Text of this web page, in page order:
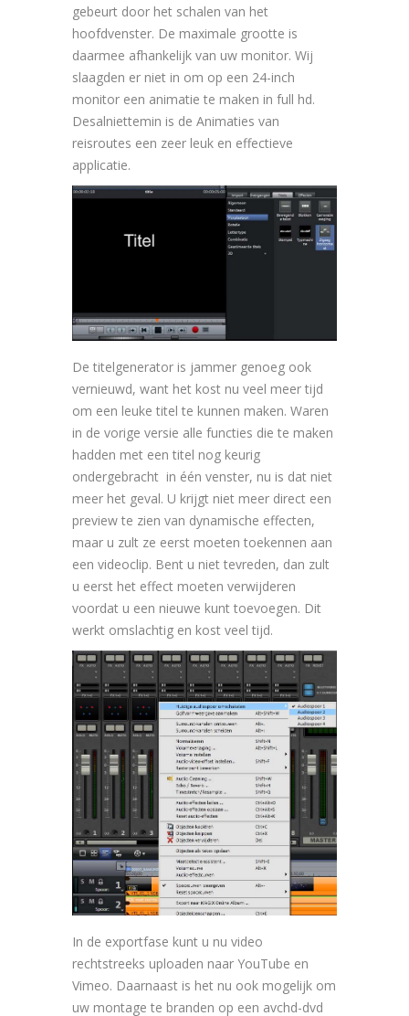
gebeurt door het schalen van het
hoofdvenster. De maximale grootte is
daarmee afhankelijk van uw monitor. Wij
slaagden er niet in om op een 24-inch
monitor een animatie te maken in full hd.
Desalniettemin is de Animaties van
reisroutes een zeer leuk en effectieve
applicatie.
De titelgenerator is jammer genoeg ook
vernieuwd, want het kost nu veel meer tijd
om een leuke titel te kunnen maken. Waren
in de vorige versie alle functies die te maken
hadden met een titel nog keurig
ondergebracht in één venster, nu is dat niet
meer het geval. U krijgt niet meer direct een
preview te zien van dynamische effecten,
maar u zult ze eerst moeten toekennen aan
een videoclip. Bent u niet tevreden, dan zult
u eerst het effect moeten verwijderen
voordat u een nieuwe kunt toevoegen. Dit
werkt omslachtig en kost veel tijd.
In de exportfase kunt u nu video
rechtstreeks uploaden naar YouTube en
Vimeo. Daarnaast is het nu ook mogelijk om
uw montage te branden op een avchd-dvd